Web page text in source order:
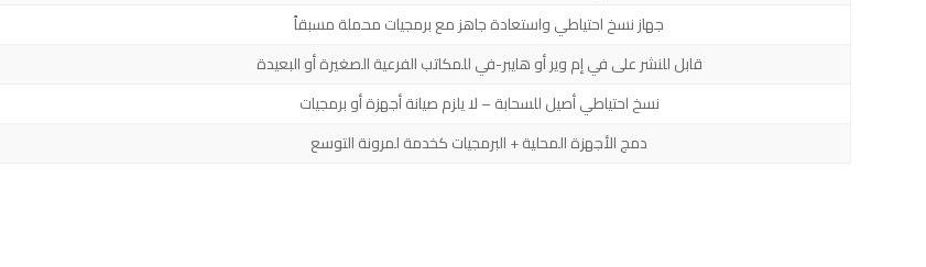
جهاز نسخ احتياطي واستعادة جاهز مع برمجيات محملة مسبقاً
قابل للنشر على في إم وير أو هايبر-في للمكاتب الفرعية الصغيرة أو البعيدة
نسخ احتياطي أصيل للسحابة – لا يلزم صيانة أجهزة أو برمجيات
دمج الأجهزة المحلية + البرمجيات كخدمة لمرونة التوسع